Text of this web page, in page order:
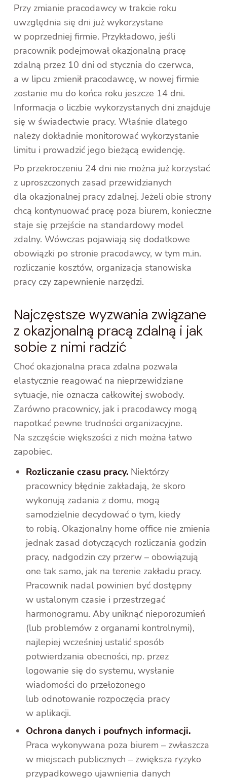
Przy zmianie pracodawcy w trakcie roku
uwzględnia się dni już wykorzystane
w poprzedniej firmie. Przykładowo, jeśli
pracownik podejmował okazjonalną pracę
zdalną przez 10 dni od stycznia do czerwca,
a w lipcu zmienił pracodawcę, w nowej firmie
zostanie mu do końca roku jeszcze 14 dni.
Informacja o liczbie wykorzystanych dni znajduje
się w świadectwie pracy. Właśnie dlatego
należy dokładnie monitorować wykorzystanie
limitu i prowadzić jego bieżącą ewidencję.
Po przekroczeniu 24 dni nie można już korzystać
z uproszczonych zasad przewidzianych
dla okazjonalnej pracy zdalnej. Jeżeli obie strony
chcą kontynuować pracę poza biurem, konieczne
staje się przejście na standardowy model
zdalny. Wówczas pojawiają się dodatkowe
obowiązki po stronie pracodawcy, w tym m.in.
rozliczanie kosztów, organizacja stanowiska
pracy czy zapewnienie narzędzi.
Najczęstsze wyzwania związane
z okazjonalną pracą zdalną i jak
sobie z nimi radzić
Choć okazjonalna praca zdalna pozwala
elastycznie reagować na nieprzewidziane
sytuacje, nie oznacza całkowitej swobody.
Zarówno pracownicy, jak i pracodawcy mogą
napotkać pewne trudności organizacyjne.
Na szczęście większości z nich można łatwo
zapobiec.
Rozliczanie czasu pracy.Niektórzy
pracownicy błędnie zakładają, że skoro
wykonują zadania z domu, mogą
samodzielnie decydować o tym, kiedy
to robią. Okazjonalny home office nie zmienia
jednak zasad dotyczących rozliczania godzin
pracy, nadgodzin czy przerw – obowiązują
one tak samo, jak na terenie zakładu pracy.
Pracownik nadal powinien być dostępny
w ustalonym czasie i przestrzegać
harmonogramu. Aby uniknąć nieporozumień
(lub problemów z organami kontrolnymi),
najlepiej wcześniej ustalić sposób
potwierdzania obecności, np. przez
logowanie się do systemu, wysłanie
wiadomości do przełożonego
lub odnotowanie rozpoczęcia pracy
w aplikacji.
Ochrona danych i poufnych informacji.
Praca wykonywana poza biurem – zwłaszcza
w miejscach publicznych – zwiększa ryzyko
przypadkowego ujawnienia danych